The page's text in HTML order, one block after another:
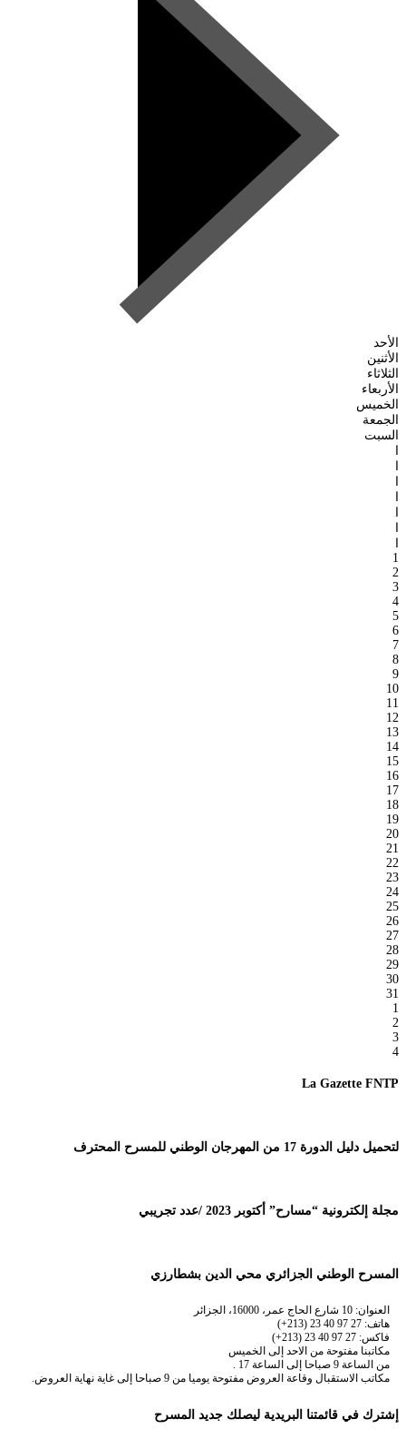
الأحد
الأثنين
الثلاثاء
الأربعاء
الخميس
الجمعة
السبت
1
2
3
4
5
6
7
8
9
10
11
12
13
14
15
16
17
18
19
20
21
22
23
24
25
26
27
28
29
30
31
1
2
3
4
La Gazette FNTP
لتحميل دليل الدورة 17 من المهرجان الوطني للمسرح المحترف
مجلة إلكترونية “مسارح” أكتوبر 2023 /عدد تجريبي
المسرح الوطني الجزائري محي الدين بشطارزي
العنوان: 10 شارع الحاج عمر، 16000، الجزائر
هاتف: 27 97 40 23 (213+)
فاكس: 27 97 40 23 (213+)
مكاتبنا مفتوحة من الاحد إلى الخميس
من الساعة 9 صباحا إلى الساعة 17 .
مكاتب الاستقبال وقاعة العروض مفتوحة يوميا من 9 صباحا إلى غاية نهاية العروض.
إشترك في قائمتنا البريدية ليصلك جديد المسرح